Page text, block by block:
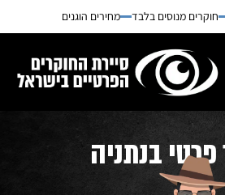
חוקרים מנוסים בלבד מחירים הוגנים
בנתניה